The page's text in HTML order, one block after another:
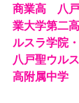
商業高　八
業大学第二
ルスラ学院
八戸聖ウル
高附属中学